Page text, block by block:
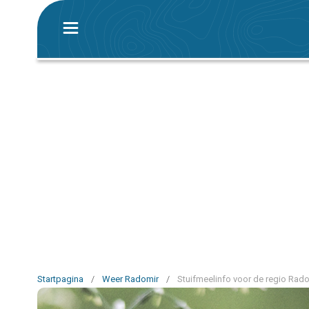
Startpagina / Weer Radomir / Stuifmeelinfo voor de regio